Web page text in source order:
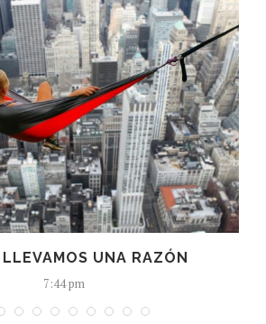
UNA RAZÓN
7:44 pm